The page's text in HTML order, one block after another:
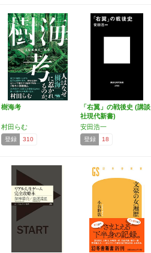
樹海考
村田らむ
登録 310
「右翼」の戦後史 (講談
社現代新書)
安田浩一
登録 18